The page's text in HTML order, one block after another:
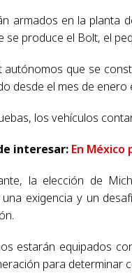
armados en la planta
se produce el Bolt, el
autónomos que se
desde el mes de
los vehículos
interesar: En
la elección de
exigencia y un
estarán equipados
para determinar